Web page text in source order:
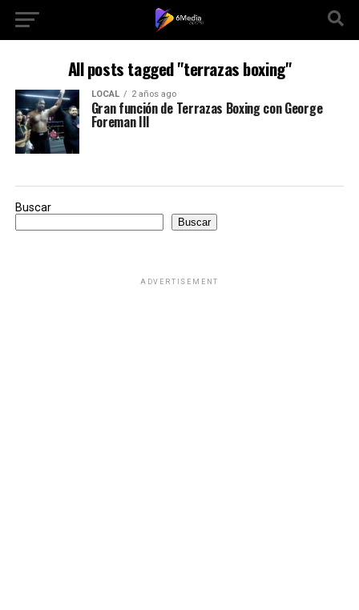
All posts tagged "terrazas boxing"
LOCAL 2 años ago
Gran función de Terrazas Boxing con George
Foreman III
Buscar
Buscar
ADVERTISEMENT